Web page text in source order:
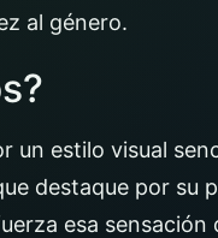
al género.
un estilo visual
destaque por su
esa sensación